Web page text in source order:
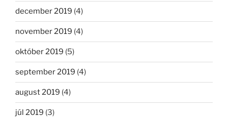
december 2019 (4)
november 2019 (4)
október 2019 (5)
september 2019 (4)
august 2019 (4)
júl 2019 (3)